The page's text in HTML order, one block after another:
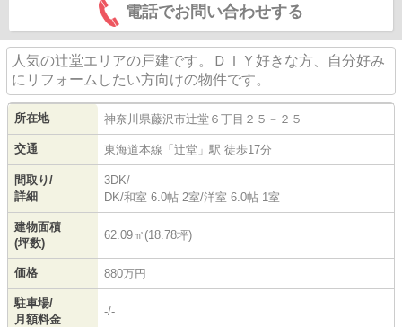
電話でお問い合わせする
人気の辻堂エリアの戸建です。ＤＩＹ好きな方、自分好み
にリフォームしたい方向けの物件です。
所在地 神奈川県藤沢市辻堂 ６丁目２５－２５
交通 東海道本線 「 辻堂 」駅 徒歩17分
間取り/
詳細
3DK/
DK/和室 6.0帖 2室/洋室 6.0帖 1室
建物面積
(坪数)
62.09㎡(18.78坪)
価格 880万円
駐車場/
月額料金
-/-